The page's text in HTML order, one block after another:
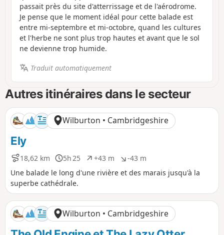
passait près du site d'atterrissage et de l'aérodrome.
Je pense que le moment idéal pour cette balade est
entre mi-septembre et mi-octobre, quand les cultures
et l'herbe ne sont plus trop hautes et avant que le sol
ne devienne trop humide.
Traduit automatiquement
Autres itinéraires dans le secteur
Wilburton • Cambridgeshire
Ely
18,62 km
D
i
s
t
n
c
5h 25
D
u
r
é
+43 m
D
é
e
l
-43 m
D
é
e
l
Une balade le long d'une rivière et des marais jusqu'à la
superbe cathédrale.
Wilburton • Cambridgeshire